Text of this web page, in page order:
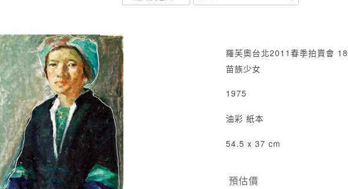
羅芙奧台北2011春季拍賣會
苗族少女
1975
油彩 紙本
54.5 x 37 cm
預估價